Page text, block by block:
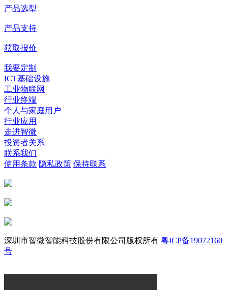
产品选型
产品支持
获取报价
我要定制
ICT基础设施
工业物联网
行业终端
个人与家庭用户
行业应用
走进智微
投资者关系
联系我们
使用条款 隐私政策 保持联系
深圳市智微智能科技股份有限公司版权所有 粤ICP备19072160
号